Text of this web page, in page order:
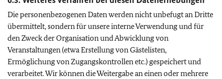
Die personenbezogenen Daten werden nicht unbefugt an Dritte
übermittelt, sondern für unsere interne Verwendung und für
den Zweck der Organisation und Abwicklung von
Veranstaltungen (etwa Erstellung von Gästelisten,
Ermöglichung von Zugangskontrollen etc.) gespeichert und
verarbeitet. Wir können die Weitergabe an einen oder mehrere